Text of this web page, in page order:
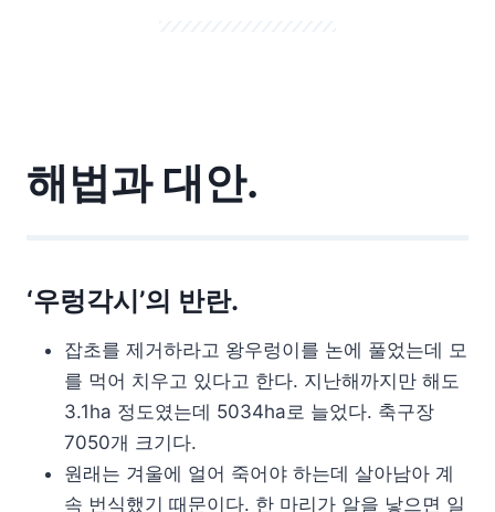
해법과 대안.
‘우렁각시’의 반란.
잡초를 제거하라고 왕우렁이를 논에 풀었는데 모
를 먹어 치우고 있다고 한다. 지난해까지만 해도
3.1ha 정도였는데 5034ha로 늘었다. 축구장
7050개 크기다.
원래는 겨울에 얼어 죽어야 하는데 살아남아 계
속 번식했기 때문이다. 한 마리가 알을 낳으면 일